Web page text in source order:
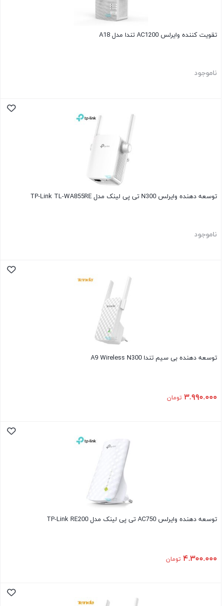
تقویت کننده وایرلس AC1200 تندا مدل A18
ناموجود
توسعه دهنده وایرلس N300 تی پی لینک مدل TP-Link TL-WA855RE
ناموجود
توسعه دهنده بی سیم تندا A9 Wireless N300
۳.۹۹۰.۰۰۰ تومان
توسعه دهنده وایرلس AC750 تی پی لینک مدل TP-Link RE200
۴.۳۰۰.۰۰۰ تومان